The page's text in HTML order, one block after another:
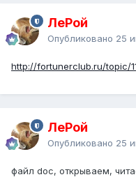
ЛеРой
Опубликовано 25
http://fortunerclub.ru/topic/
ЛеРой
Опубликовано 25
файл doc, открываем,